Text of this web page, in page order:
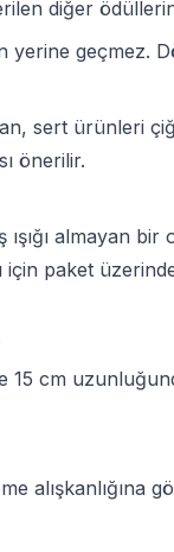
diğer
yerine
sert ürünleri
önerilir.
almayan
paket
15 cm
alışkanlığına